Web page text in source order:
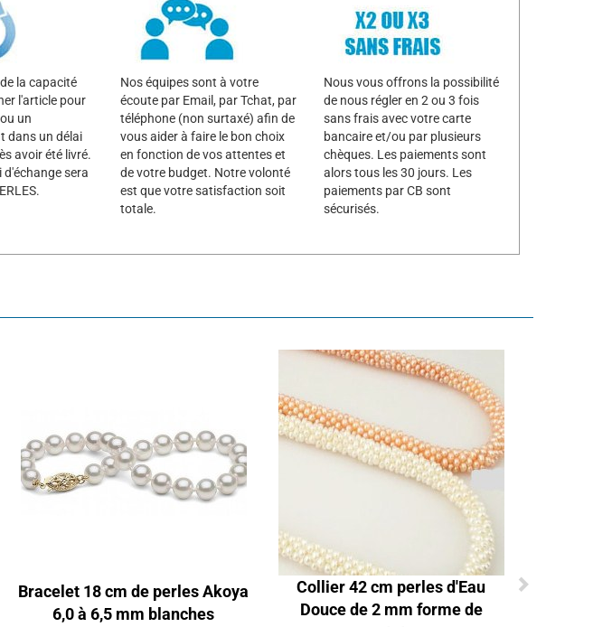
la capacité
l'article pour
un
dans un délai
avoir été livré.
d'échange sera
Nos équipes sont à votre
écoute par Email, par Tchat, par
téléphone (non surtaxé) afin de
vous aider à faire le bon choix
en fonction de vos attentes et
de votre budget. Notre volonté
est que votre satisfaction soit
totale.
Nous vous offrons la possibilité
de nous régler en 2 ou 3 fois
sans frais avec votre carte
bancaire et/ou par plusieurs
chèques. Les paiements sont
alors tous les 30 jours. Les
paiements par CB sont
sécurisés.
Bracelet 18 cm de perles Akoya
6,0 à 6,5 mm blanches
Collier 42 cm perles d'Eau
Douce de 2 mm forme de